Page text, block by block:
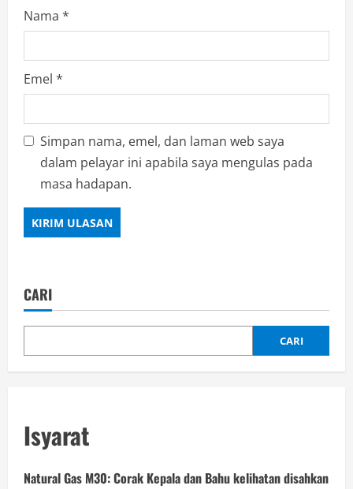
Nama *
Emel *
Simpan nama, emel, dan laman web saya
dalam pelayar ini apabila saya mengulas pada
masa hadapan.
CARI
CARI
Isyarat
Natural Gas M30: Corak Kepala dan Bahu kelihatan disahkan